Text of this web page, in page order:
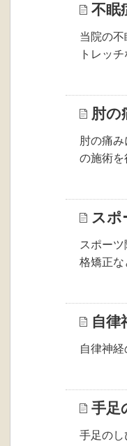
不眠
当院の
トレッ
肘の
肘の痛
の施術を
スポ
スポー
格矯正な
自律
自律神
手足
手足のし